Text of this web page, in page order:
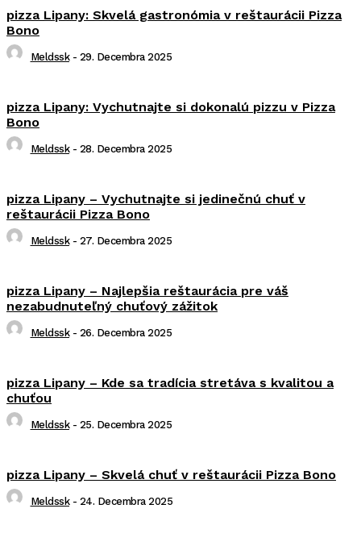
pizza Lipany: Skvelá gastronómia v reštaurácii Pizza
Bono
Meldssk - 29. Decembra 2025
pizza Lipany: Vychutnajte si dokonalú pizzu v Pizza
Bono
Meldssk - 28. Decembra 2025
pizza Lipany – Vychutnajte si jedinečnú chuť v
reštaurácii Pizza Bono
Meldssk - 27. Decembra 2025
pizza Lipany – Najlepšia reštaurácia pre váš
nezabudnuteľný chuťový zážitok
Meldssk - 26. Decembra 2025
pizza Lipany – Kde sa tradícia stretáva s kvalitou a
chuťou
Meldssk - 25. Decembra 2025
pizza Lipany – Skvelá chuť v reštaurácii Pizza Bono
Meldssk - 24. Decembra 2025